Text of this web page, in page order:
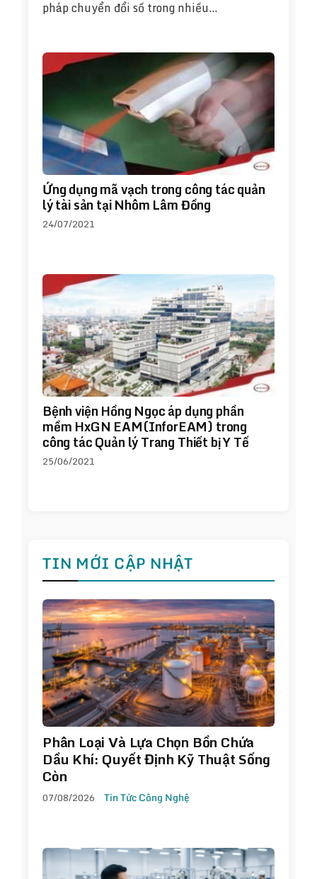
pháp chuyển đổi số trong nhiều…
Ứng dụng mã vạch trong công tác quản
lý tài sản tại Nhôm Lâm Đồng
24/07/2021
Bệnh viện Hồng Ngọc áp dụng phần
mềm HxGN EAM(InforEAM) trong
công tác Quản lý Trang Thiết bị Y Tế
25/06/2021
TIN MỚI CẬP NHẬT
Phân Loại Và Lựa Chọn Bồn Chứa
Dầu Khí: Quyết Định Kỹ Thuật Sống
Còn
07/08/2026 Tin Tức Công Nghệ